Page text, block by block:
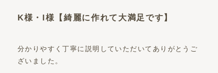
K様・I様【綺麗に作れて大満足です】
分かりやすく丁寧に説明していただいてありがとうご
ざいました。